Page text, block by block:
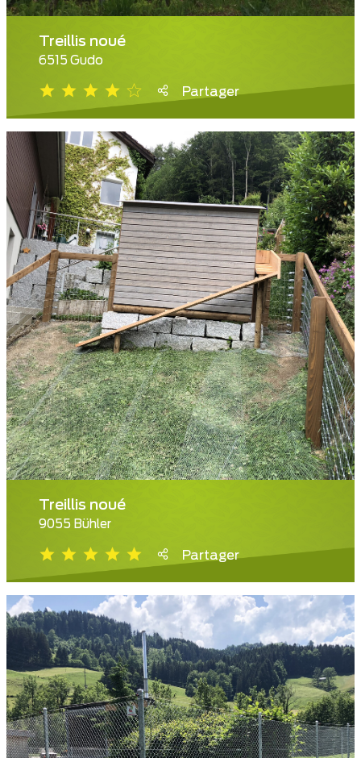
Treillis noué
6515 Gudo
Partager
Treillis noué
9055 Bühler
Partager